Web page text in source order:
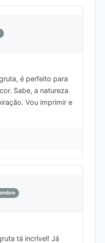
é perfeito para
Sabe, a natureza
Vou imprimir e
tá incrível! Já